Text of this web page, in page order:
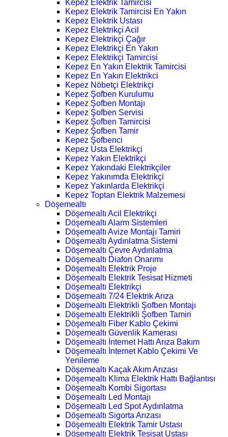
Kepez Elektrik Tamircisi
Kepez Elektrik Tamircisi En Yakın
Kepez Elektrik Ustası
Kepez Elektrikçi Acil
Kepez Elektrikçi Çağır
Kepez Elektrikçi En Yakın
Kepez Elektrikçi Tamircisi
Kepez En Yakın Elektrik Tamircisi
Kepez En Yakın Elektrikci
Kepez Nöbetçi Elektrikçi
Kepez Şofben Kurulumu
Kepez Şofben Montajı
Kepez Şofben Servisi
Kepez Şofben Tamircisi
Kepez Şofben Tamir
Kepez Şofbenci
Kepez Usta Elektrikçi
Kepez Yakın Elektrikçi
Kepez Yakındaki Elektrikçiler
Kepez Yakınımda Elektrikçi
Kepez Yakınlarda Elektrikçi
Kepez Toptan Elektrik Malzemesi
Döşemealtı
Döşemealtı Acil Elektrikçi
Döşemealtı Alarm Sistemleri
Döşemealtı Avize Montajı Tamiri
Döşemealtı Aydınlatma Sistemi
Döşemealtı Çevre Aydınlatma
Döşemealtı Diafon Onarımı
Döşemealtı Elektrik Proje
Döşemealtı Elektrik Tesisat Hizmeti
Döşemealtı Elektrikçi
Döşemealtı 7/24 Elektrik Arıza
Döşemealtı Elektrikli Şofben Montajı
Döşemealtı Elektrikli Şofben Tamiri
Döşemealtı Fiber Kablo Çekimi
Döşemealtı Güvenlik Kamerası
Döşemealtı İnternet Hattı Arıza Bakım
Döşemealtı İnternet Kablo Çekimi Ve
Yenileme
Döşemealtı Kaçak Akım Arızası
Döşemealtı Klima Elektrik Hattı Bağlantısı
Döşemealtı Kombi Sigortası
Döşemealtı Led Montajı
Döşemealtı Led Spot Aydınlatma
Döşemealtı Sigorta Arızası
Döşemealtı Elektrik Tamir Ustası
Döşemealtı Elektrik Tesisat Ustası